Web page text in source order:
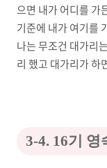
으면 내가 어디를 가
기준에 내가 여기를
나는 무조건 대가리
리 했고 대가리가 하
3-4. 16기 영